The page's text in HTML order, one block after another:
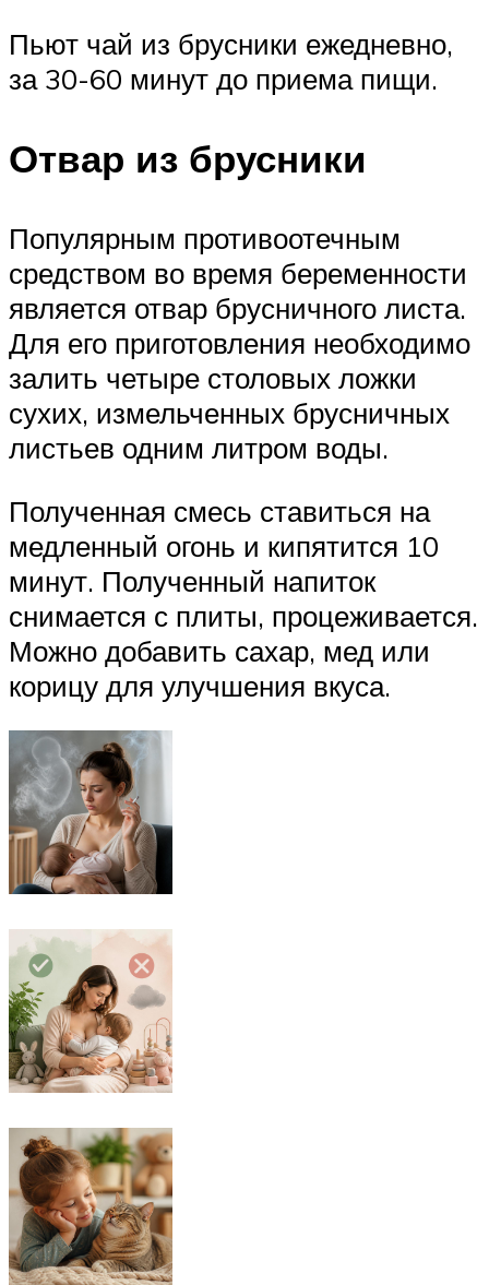
Пьют чай из брусники ежедневно,
за 30-60 минут до приема пищи.
Отвар из брусники
Популярным противоотечным
средством во время беременности
является отвар брусничного листа.
Для его приготовления необходимо
залить четыре столовых ложки
сухих, измельченных брусничных
листьев одним литром воды.
Полученная смесь ставиться на
медленный огонь и кипятится 10
минут. Полученный напиток
снимается с плиты, процеживается.
Можно добавить сахар, мед или
корицу для улучшения вкуса.